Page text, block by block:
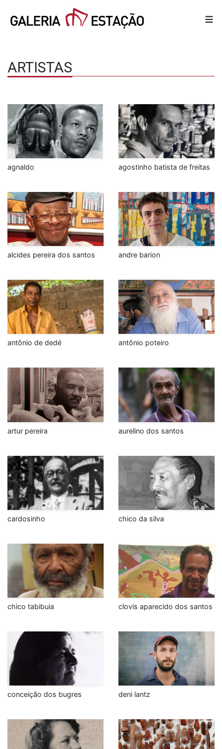
ARTISTAS
agnaldo agostinho batista de freitas
alcides pereira dos santos andre barion
antônio de dedé antônio poteiro
artur pereira aurelino dos santos
cardosinho chico da silva
chico tabibuia clovis aparecido dos santos
conceição dos bugres deni lantz